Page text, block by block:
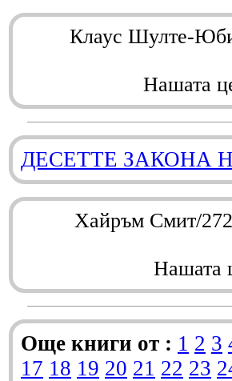
Клаус Шулте-
Нашата
ДЕСЕТТЕ ЗАКОНА
Хайръм Смит/
Нашата
Още книги от : 1 2 3
17 18 19 20 21 22 23